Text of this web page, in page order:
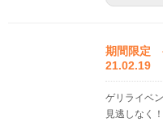
期間限定
21.02.19
ゲリライベ
見逃しなく